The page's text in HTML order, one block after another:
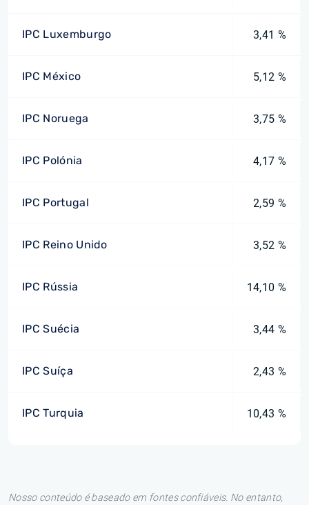
IPC Luxemburgo 3,41 %
IPC México 5,12 %
IPC Noruega 3,75 %
IPC Polónia 4,17 %
IPC Portugal 2,59 %
IPC Reino Unido 3,52 %
IPC Rússia 14,10 %
IPC Suécia 3,44 %
IPC Suíça 2,43 %
IPC Turquia 10,43 %
Nosso conteúdo é baseado em fontes confiáveis. No entanto,